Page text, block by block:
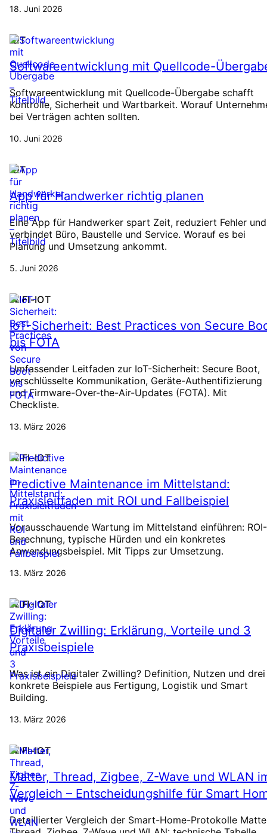
18. Juni 2026
IOT
Softwareentwicklung mit Quellcode-
Softwareentwicklung mit Quellcode-Übergabe schafft
Kontrolle, Sicherheit und Wartbarkeit. Worauf
bei Verträgen achten sollten.
10. Juni 2026
IOT
App für Handwerker richtig planen
Eine App für Handwerker spart Zeit, reduziert Fehler und
verbindet Büro, Baustelle und Service. Worauf es bei
Planung und Umsetzung ankommt.
5. Juni 2026
WIFI-IOT
IoT-Sicherheit: Best Practices von Secure
bis FOTA
Umfassender Leitfaden zur IoT-Sicherheit: Secure Boot,
verschlüsselte Kommunikation, Geräte-Authentifizierung
und Firmware-Over-the-Air-Updates (FOTA). Mit
Checkliste.
13. März 2026
WIFI-IOT
Predictive Maintenance im Mittelstand:
Praxisleitfaden mit ROI und Fallbeispiel
Vorausschauende Wartung im Mittelstand einführen: ROI-
Berechnung, typische Hürden und ein konkretes
Anwendungsbeispiel. Mit Tipps zur Umsetzung.
13. März 2026
WIFI-IOT
Digitaler Zwilling: Erklärung, Vorteile und 3
Praxisbeispiele
Was ist ein Digitaler Zwilling? Definition, Nutzen und drei
konkrete Beispiele aus Fertigung, Logistik und Smart
Building.
13. März 2026
WIFI-IOT
Matter, Thread, Zigbee, Z-Wave und WLAN
Vergleich – Entscheidungshilfe für Smart
Detaillierter Vergleich der Smart-Home-Protokolle